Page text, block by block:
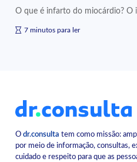
O que é infarto do miocárdio?
7 minutos para ler
Odr.consulta tem como missão:
por meio de informação, consultas,
cuidado e respeito para que as